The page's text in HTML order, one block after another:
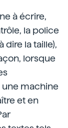
à écrire,
la police
dire la taille),
lorsque
une machine
et en